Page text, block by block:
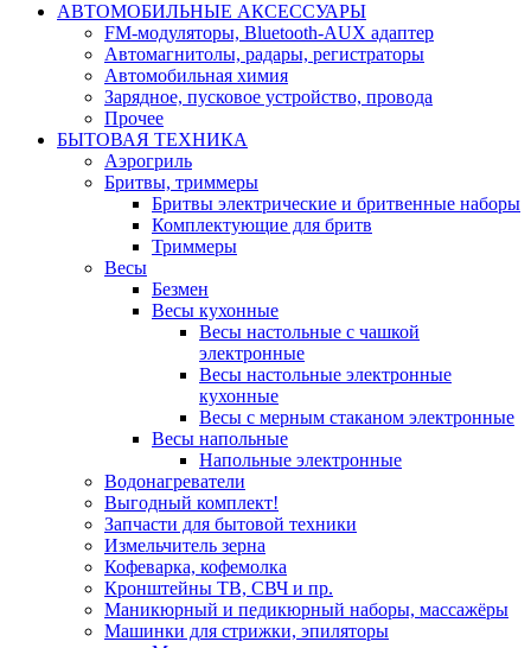
АВТОМОБИЛЬНЫЕ АКСЕССУАРЫ
FM-модуляторы, Bluetooth-AUX адаптер
Автомагнитолы, радары, регистраторы
Автомобильная химия
Зарядное, пусковое устройство, провода
Прочее
БЫТОВАЯ ТЕХНИКА
Аэрогриль
Бритвы, триммеры
Бритвы электрические и бритвенные наборы
Комплектующие для бритв
Триммеры
Весы
Безмен
Весы кухонные
Весы настольные с чашкой
электронные
Весы настольные электронные
кухонные
Весы с мерным стаканом электронные
Весы напольные
Напольные электронные
Водонагреватели
Выгодный комплект!
Запчасти для бытовой техники
Измельчитель зерна
Кофеварка, кофемолка
Кронштейны ТВ, СВЧ и пр.
Маникюрный и педикюрный наборы, массажёры
Машинки для стрижки, эпиляторы